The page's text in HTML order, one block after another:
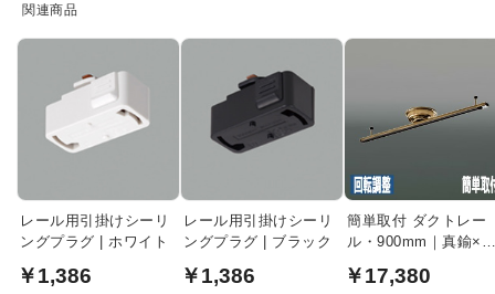
関連商品
レール用引掛けシーリ
ングプラグ | ホワイト
￥1,386
レール用引掛けシーリ
ングプラグ | ブラック
￥1,386
簡単取付 ダクトレー
ル・900mm｜真鍮×
￥17,380